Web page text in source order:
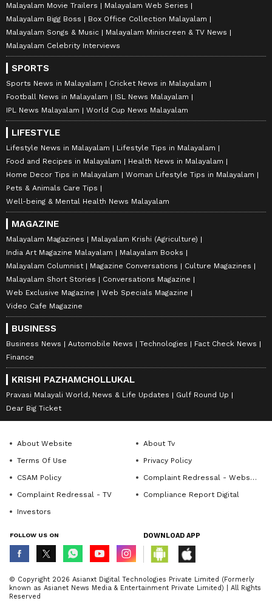
Malayalam Movie Trailers
Malayalam Web Series
Malayalam Bigg Boss
Box Office Collection Malayalam
Malayalam Songs & Music
Malayalam Miniscreen & TV News
Malayalam Celebrity Interviews
SPORTS
Sports News in Malayalam
Cricket News in Malayalam
Football News in Malayalam
ISL News Malayalam
IPL News Malayalam
World Cup News Malayalam
LIFESTYLE
Lifestyle News in Malayalam
Lifestyle Tips in Malayalam
Food and Recipes in Malayalam
Health News in Malayalam
Home Decor Tips in Malayalam
Woman Lifestyle Tips in Malayalam
Pets & Animals Care Tips
Well-being & Mental Health News Malayalam
MAGAZINE
Malayalam Magazines
Malayalam Krishi (Agriculture)
India Art Magazine Malayalam
Malayalam Books
Malayalam Columnist
Magazine Conversations
Culture Magazines
Malayalam Short Stories
Conversations Magazine
Web Exclusive Magazine
Web Specials Magazine
Video Cafe Magazine
BUSINESS
Business News Automobile News Technologies
Fact Check News
Finance
KRISHI PAZHAMCHOLLUKAL
Pravasi Malayali World, News & Life Updates
Gulf Round Up
Dear Big Ticket
About Website
About Tv
Terms Of Use
Privacy Policy
CSAM Policy
Complaint Redressal - Website
Complaint Redressal - TV
Compliance Report Digital
Investors
FOLLOW US ON DOWNLOAD APP
© Copyright 2026 Asianxt Digital Technologies Private Limited (Formerly
known as Asianet News Media & Entertainment Private Limited) | All Rights
Reserved